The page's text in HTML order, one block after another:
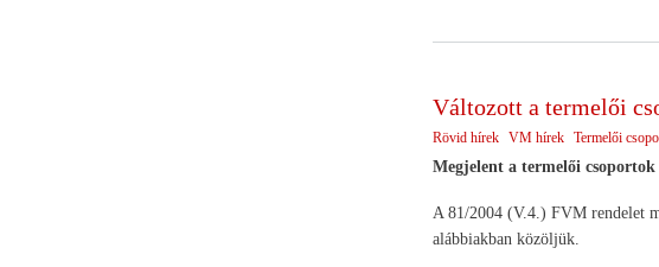
Változott a termelői
Rövid hírek VM hírek Termelői
Megjelent a termelői csoportok
A 81/2004 (V.4.) FVM rendelet
alábbiakban közöljük.